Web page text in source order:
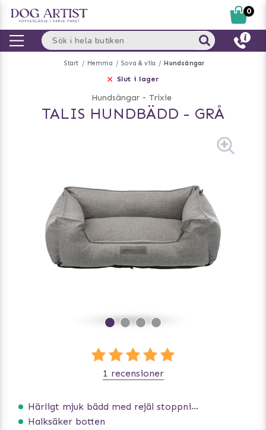
Start Hemma Sova & vila Hundsängar
Slut i lager
Hundsängar - Trixie
TALIS HUNDBÄDD - GRÅ
Härligt mjuk bädd med rejäl stoppning som håller formen
Halksäker botten
1 recensioner
0